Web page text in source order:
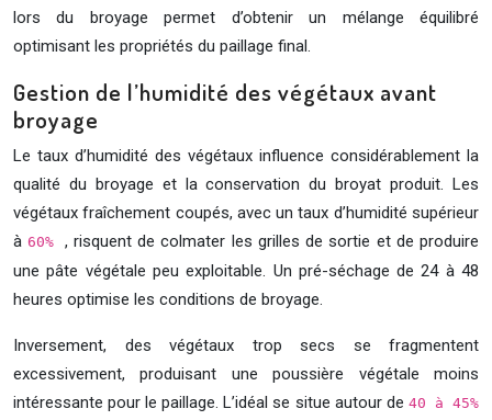
lors du broyage permet d’obtenir un mélange équilibré
optimisant les propriétés du paillage final.
Gestion de l’humidité des végétaux avant
broyage
Le taux d’humidité des végétaux influence considérablement la
qualité du broyage et la conservation du broyat produit. Les
végétaux fraîchement coupés, avec un taux d’humidité supérieur
à60% , risquent de colmater les grilles de sortie et de produire
une pâte végétale peu exploitable. Un pré-séchage de 24 à 48
heures optimise les conditions de broyage.
Inversement, des végétaux trop secs se fragmentent
excessivement, produisant une poussière végétale moins
intéressante pour le paillage. L’idéal se situe autour de 40 à 45%